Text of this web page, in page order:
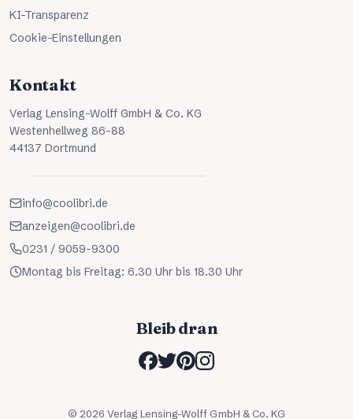
KI-Transparenz
Cookie-Einstellungen
Kontakt
Verlag Lensing-Wolff GmbH & Co. KG
Westenhellweg 86-88
44137 Dortmund
info@coolibri.de
anzeigen@coolibri.de
0231 / 9059-9300
Montag bis Freitag: 6.30 Uhr bis 18.30 Uhr
Bleib dran
© 2026 Verlag Lensing-Wolff GmbH & Co. KG